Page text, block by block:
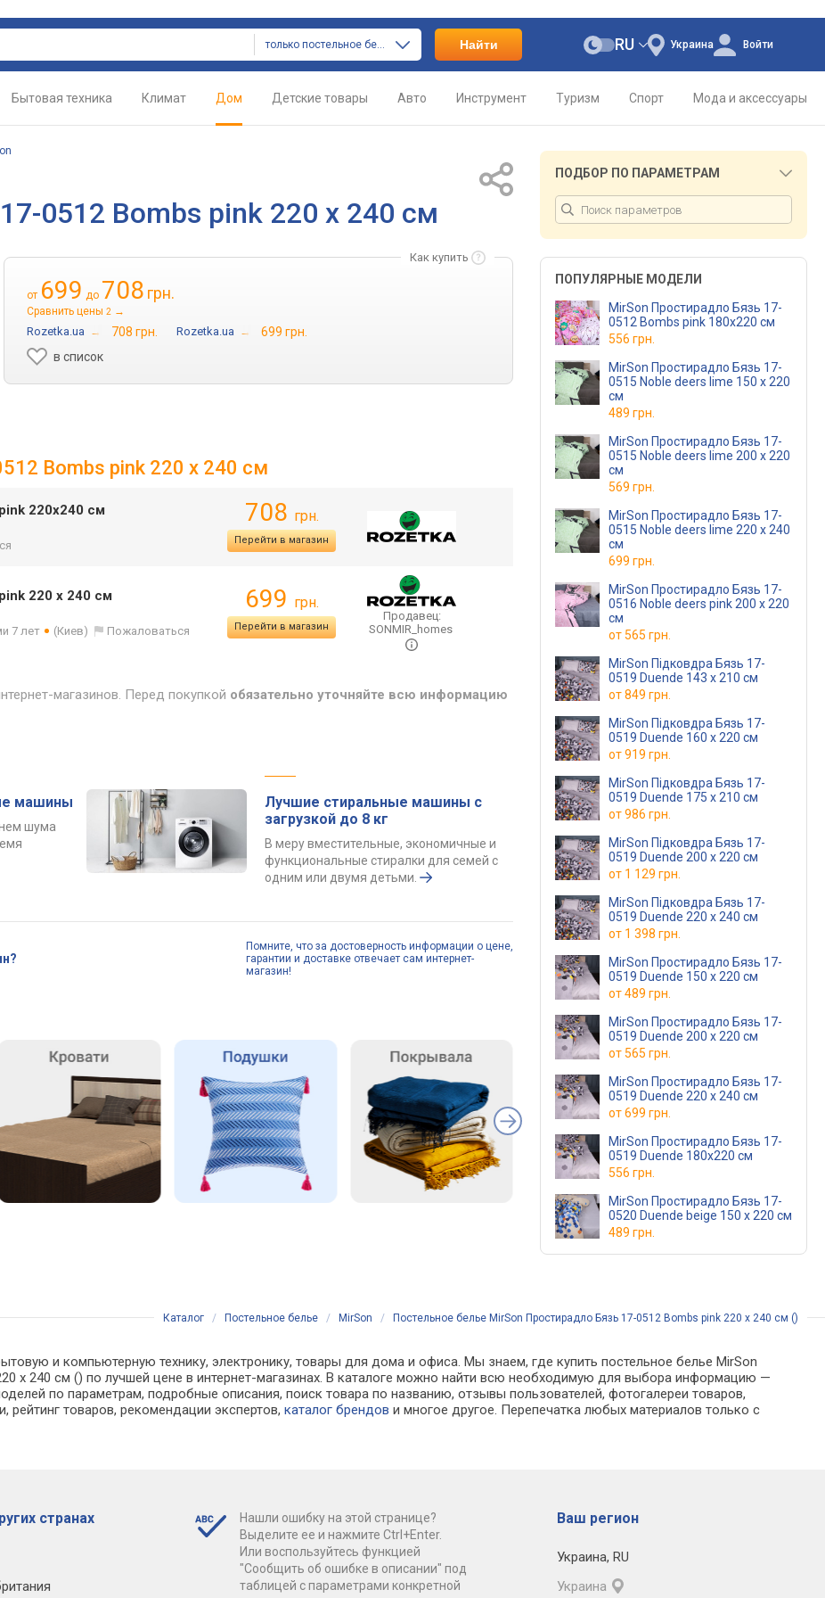
только постельное белье Найти Украина
RU Войти
Бытовая техника Климат Дом Детские товары Авто Инструмент Туризм Спорт Мода и аксессуары
0512 Bombs pink 220 х 240 см
Как купить
от 699 до 708 грн.
Сравнить цены 2 →
Rozetka.ua → 708 грн. Rozetka.ua →
699 грн.
в список
Bombs pink 220 х 240 см
220х240 см
708 грн.
Перейти в магазин
220 х 240 см
7 лет (Киев) Пожаловаться
699 грн.
Перейти в магазин
Продавец:
SONMIR_homes
магазинов. Перед покупкой обязательно уточняйте всю информацию
машины
шума
Лучшие стиральные машины с
загрузкой до 8 кг
В меру вместительные, экономичные и
функциональные стиралки для семей с
одним или двумя детьми.
Помните, что за достоверность информации о цене,
гарантии и доставке отвечает сам интернет-
магазин!
ПОДБОР ПО ПАРАМЕТРАМ
ПОПУЛЯРНЫЕ МОДЕЛИ
MirSon Простирадло Бязь 17-
0512 Bombs pink 180х220 см
556 грн.
MirSon Простирадло Бязь 17-
0515 Noble deers lime 150 х 220
см
489 грн.
MirSon Простирадло Бязь 17-
0515 Noble deers lime 200 х 220
см
569 грн.
MirSon Простирадло Бязь 17-
0515 Noble deers lime 220 х 240
см
699 грн.
MirSon Простирадло Бязь 17-
0516 Noble deers pink 200 х 220
см
от565 грн.
MirSon Підковдра Бязь 17-
0519 Duende 143 x 210 см
от849 грн.
MirSon Підковдра Бязь 17-
0519 Duende 160 x 220 см
от919 грн.
MirSon Підковдра Бязь 17-
0519 Duende 175 x 210 см
от986 грн.
MirSon Підковдра Бязь 17-
0519 Duende 200 x 220 см
от 1 129 грн.
MirSon Підковдра Бязь 17-
0519 Duende 220 x 240 см
от 1 398 грн.
MirSon Простирадло Бязь 17-
0519 Duende 150 х 220 см
от489 грн.
MirSon Простирадло Бязь 17-
0519 Duende 200 х 220 см
от565 грн.
MirSon Простирадло Бязь 17-
0519 Duende 220 х 240 см
от699 грн.
MirSon Простирадло Бязь 17-
0519 Duende 180х220 см
556 грн.
MirSon Простирадло Бязь 17-
0520 Duende beige 150 х 220 см
489 грн.
Каталог / Постельное белье / MirSon / Постельное белье MirSon Простирадло Бязь 17-0512 Bombs pink 220 х 240 см ()
и компьютерную технику, электронику, товары для дома и офиса. Мы знаем, где купить постельное белье MirSon
х 240 см () по лучшей цене в интернет-магазинах. В каталоге можно найти всю необходимую для выбора информацию —
по параметрам, подробные описания, поиск товара по названию, отзывы пользователей, фотогалереи товаров,
рейтинг товаров, рекомендации экспертов,каталог брендов и многое другое. Перепечатка любых материалов только с
странах
Нашли ошибку на этой странице?
Выделите ее и нажмите Ctrl+Enter.
Или воспользуйтесь функцией
"Сообщить об ошибке в описании" под
таблицей с параметрами конкретной
Ваш регион
Украина, RU
Украина